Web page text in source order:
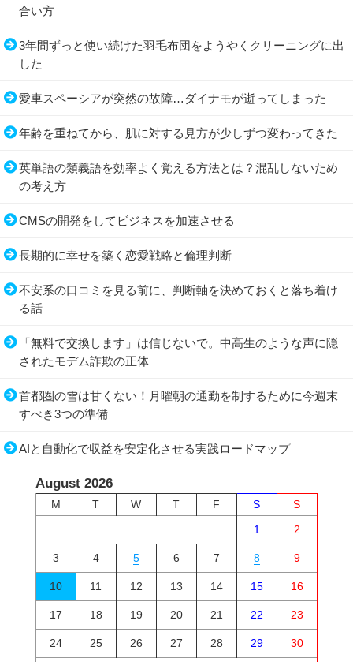
合い方
3年間ずっと使い続けた羽毛布団をようやくクリーニングに出
した
愛車スペーシアが突然の故障…ダイナモが逝ってしまった
年齢を重ねてから、肌に対する見方が少しずつ変わってきた
英単語の類義語を効率よく覚える方法とは？混乱しないため
の考え方
CMSの開発をしてビジネスを加速させる
長期的に幸せを築く恋愛戦略と倫理判断
不安系の口コミを見る前に、判断軸を決めておくと落ち着け
る話
「無料で交換します」は信じないで。中高生のような声に隠
されたモデム詐欺の正体
首都圏の雪は甘くない！月曜朝の通勤を制するために今週末
すべき3つの準備
AIと自動化で収益を安定化させる実践ロードマップ
August 2026
M T W T F S
S
1
2
3 4 5 6 7 8 9
10 11 12 13 14 15 16
17 18 19 20 21 22 23
24 25 26 27 28 29 30